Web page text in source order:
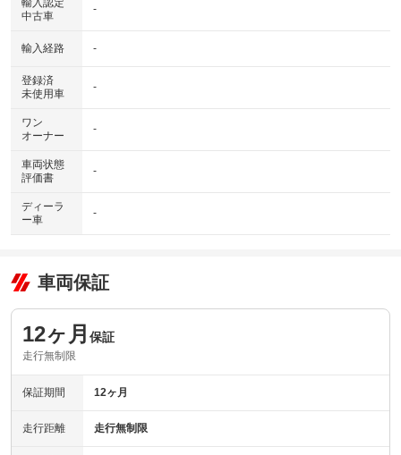
輸入認定
中古車
-
輸入経路 -
登録済
未使用車
-
ワン
オーナー
-
車両状態
評価書
-
ディーラ
ー車
-
車両保証
12ヶ月 保証
走行無制限
保証期間 12ヶ月
走行距離 走行無制限